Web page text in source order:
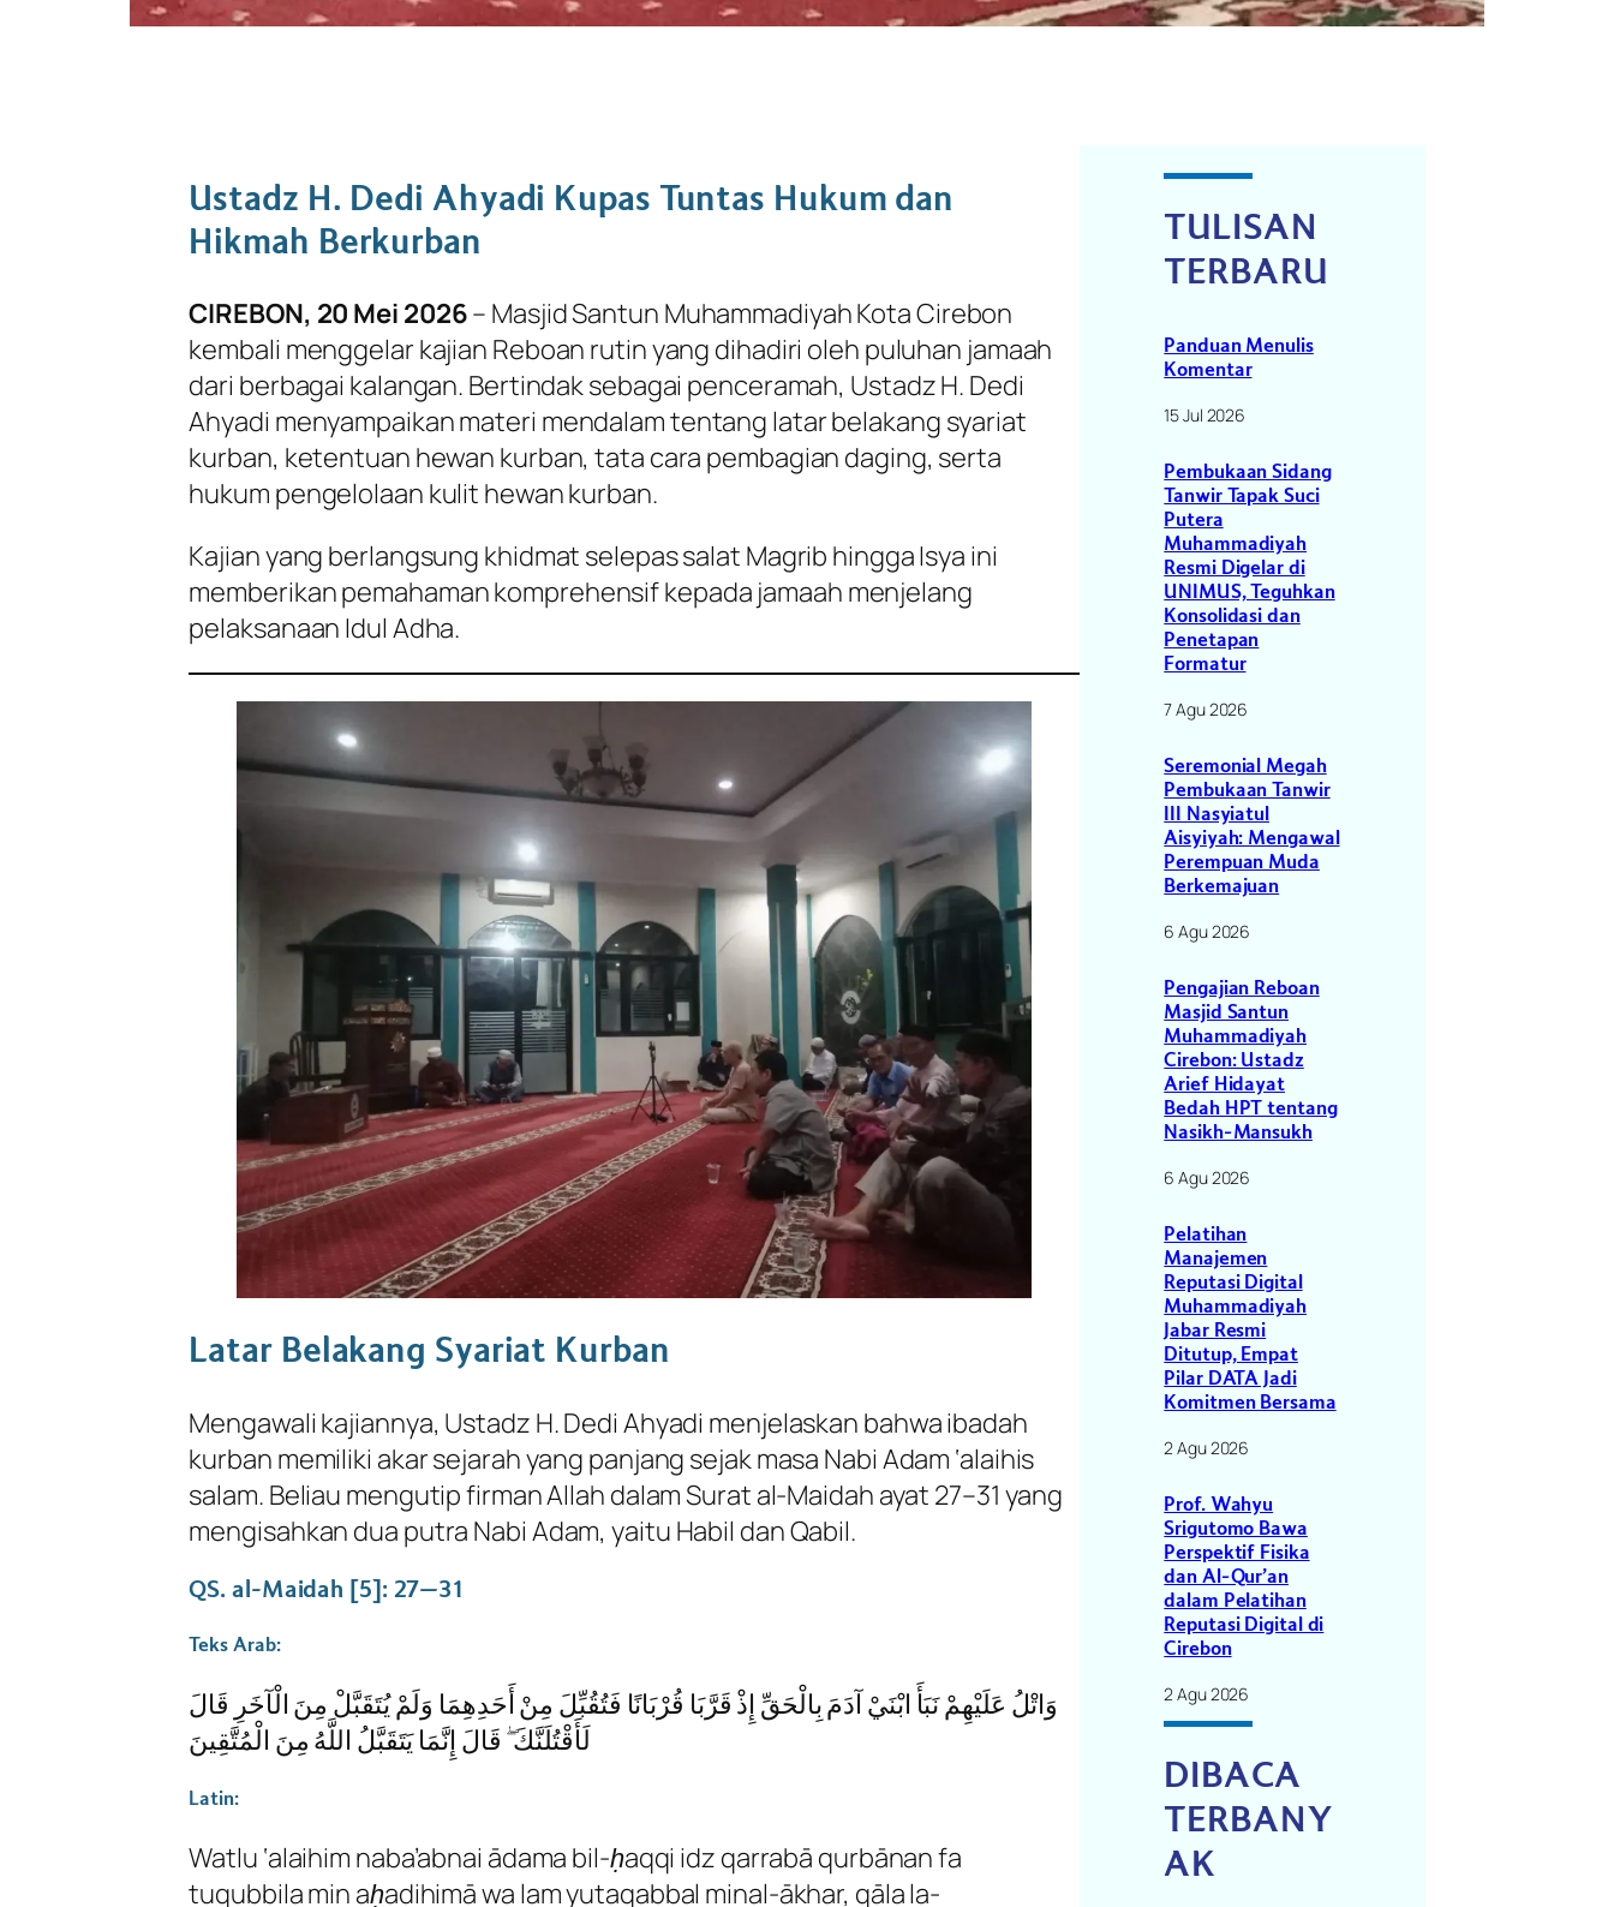
Ustadz H. Dedi Ahyadi Kupas Tuntas Hukum dan
Hikmah Berkurban
CIREBON, 20 Mei 2026– Masjid Santun Muhammadiyah Kota Cirebon
kembali menggelar kajian Reboan rutin yang dihadiri oleh puluhan jamaah
dari berbagai kalangan. Bertindak sebagai penceramah, Ustadz H. Dedi
Ahyadi menyampaikan materi mendalam tentang latar belakang syariat
kurban, ketentuan hewan kurban, tata cara pembagian daging, serta
hukum pengelolaan kulit hewan kurban.
Kajian yang berlangsung khidmat selepas salat Magrib hingga Isya ini
memberikan pemahaman komprehensif kepada jamaah menjelang
pelaksanaan Idul Adha.
Latar Belakang Syariat Kurban
Mengawali kajiannya, Ustadz H. Dedi Ahyadi menjelaskan bahwa ibadah
kurban memiliki akar sejarah yang panjang sejak masa Nabi Adam ‘alaihis
salam. Beliau mengutip firman Allah dalam Surat al-Maidah ayat 27–31 yang
mengisahkan dua putra Nabi Adam, yaitu Habil dan Qabil.
QS. al-Maidah [5]: 27–31
Teks Arab:
وَاتْلُ عَلَيْهِمْ نَبَأَ ابْنَيْ آدَمَ بِالْحَقِّ إِذْ قَرَّبَا قُرْبَانًا فَتُقُبِّلَ مِنْ أَحَدِهِمَا وَلَمْ يُتَقَبَّلْ مِنَ الْآخَرِ قَالَ
لَأَقْتُلَنَّكَ ۖ قَالَ إِنَّمَا يَتَقَبَّلُ اللَّهُ مِنَ الْمُتَّقِينَ
Latin:
Watlu ‘alaihim naba’abnai ādama bil-ḥaqqi idz qarrabā qurbānan fa
tuqubbila min aḥadihimā wa lam yutaqabbal minal-ākhar, qāla la-
TULISAN
TERBARU
Panduan Menulis
Komentar
15 Jul 2026
Pembukaan Sidang
Tanwir Tapak Suci
Putera
Muhammadiyah
Resmi Digelar di
UNIMUS, Teguhkan
Konsolidasi dan
Penetapan
Formatur
7 Agu 2026
Seremonial Megah
Pembukaan Tanwir
III Nasyiatul
Aisyiyah: Mengawal
Perempuan Muda
Berkemajuan
6 Agu 2026
Pengajian Reboan
Masjid Santun
Muhammadiyah
Cirebon: Ustadz
Arief Hidayat
Bedah HPT tentang
Nasikh-Mansukh
6 Agu 2026
Pelatihan
Manajemen
Reputasi Digital
Muhammadiyah
Jabar Resmi
Ditutup, Empat
Pilar DATA Jadi
Komitmen Bersama
2 Agu 2026
Prof. Wahyu
Srigutomo Bawa
Perspektif Fisika
dan Al-Qur’an
dalam Pelatihan
Reputasi Digital di
Cirebon
2 Agu 2026
DIBACA
TERBANY
AK